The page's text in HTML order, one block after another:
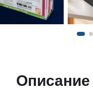
Описание